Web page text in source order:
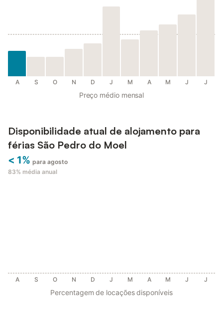
A S O N D J M A M J J
Preço médio mensal
Disponibilidade atual de alojamento para
férias São Pedro do Moel
< 1% para agosto
83% média anual
A S O N D J M A M J J
Percentagem de locações disponíveis